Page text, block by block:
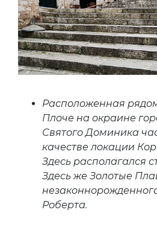
Расположенная
Плоче на окраине
Святого Доминика
качестве локации
Здесь располагался
Здесь же Золотые
Роберта.